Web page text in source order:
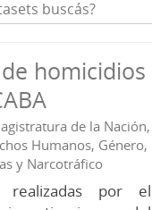
homicidios
de la Nación,
Humanos, Género,
y Narcotráfico
realizadas por el